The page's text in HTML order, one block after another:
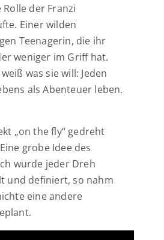
der Franzi
Einer wilden
Teenagerin, die ihr
weniger im Griff hat.
was sie will: Jeden
als Abenteuer leben.
„on the fly“ gedreht
grobe Idee des
wurde jeder Dreh
und definiert, so nahm
eine andere